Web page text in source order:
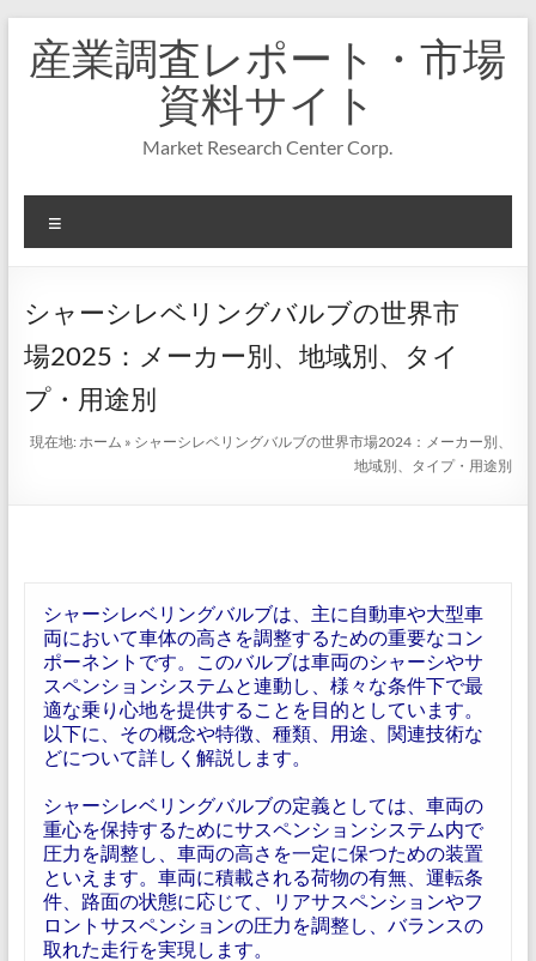
キ
プ
産業調査レポート・市場
資料サイト
Market Research Center Corp.
ニ
ー
シャーシレベリングバルブの世界市
場2025：メーカー別、地域別、タイ
プ・用途別
現在地:ホーム » シャーシレベリングバルブの世界市場2024：メーカー別、
地域別、タイプ・用途別
シャーシレベリングバルブは、主に自動車や大型車
両において車体の高さを調整するための重要なコン
ポーネントです。このバルブは車両のシャーシやサ
スペンションシステムと連動し、様々な条件下で最
適な乗り心地を提供することを目的としています。
以下に、その概念や特徴、種類、用途、関連技術な
どについて詳しく解説します。
シャーシレベリングバルブの定義としては、車両の
重心を保持するためにサスペンションシステム内で
圧力を調整し、車両の高さを一定に保つための装置
といえます。車両に積載される荷物の有無、運転条
件、路面の状態に応じて、リアサスペンションやフ
ロントサスペンションの圧力を調整し、バランスの
取れた走行を実現します。